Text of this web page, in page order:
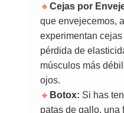
🔸 Cejas por
que envejecemos,
experimentan
pérdida de
músculos más
ojos.
🔸 Botox: Si has
patas de gallo, una